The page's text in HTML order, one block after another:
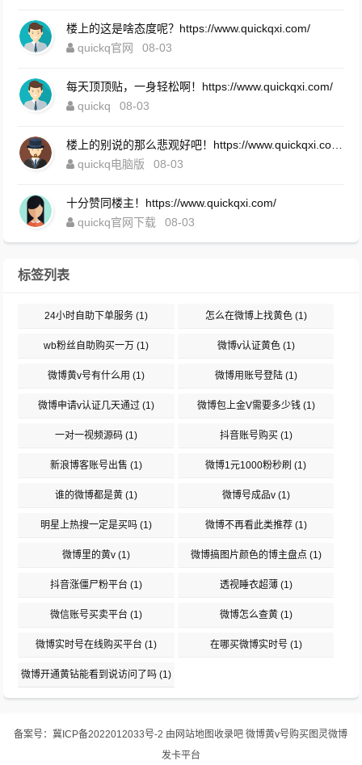
楼上的这是啥态度呢？https://www.quickqxi.com/
quickq官网
08-03
每天顶顶贴，一身轻松啊！https://www.quickqxi.com/
quickq
08-03
quickq电脑版
08-03
十分赞同楼主！https://www.quickqxi.com/
quickq官网下载
08-03
标签列表
24小时自助下单服务 (1) 怎么在微博上找黄色(1)
wb粉丝自助购买一万 (1) 微博v认证黄色(1)
微博黄v号有什么用 (1) 微博用账号登陆(1)
微博申请v认证几天通过 (1) 微博包上金V需要多少钱(1)
一对一视频源码 (1) 抖音账号购买(1)
新浪博客账号出售 (1) 微博1元1000粉秒刷 (1)
谁的微博都是黄 (1) 微博号成品v(1)
明星上热搜一定是买吗 (1) 微博不再看此类推荐(1)
微博里的黄v (1) 微博搞图片颜色的博主盘点 (1)
抖音涨僵尸粉平台 (1) 透视睡衣超薄(1)
微信账号买卖平台 (1) 微博怎么查黄(1)
微博实时号在线购买平台 (1) 在哪买微博实时号(1)
微博开通黄钻能看到说访问了吗 (1)
备案号：冀ICP备2022012033号-2 由 网站地图 收录吧 微博黄v号购买图灵微博
发卡平台